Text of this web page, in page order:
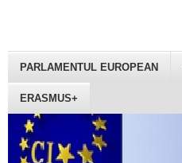
PARLAMENTUL EUROPEAN
ERASMUS+